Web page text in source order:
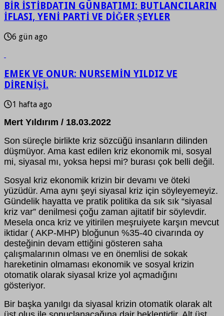
BİR İSTİBDATIN GÜNBATIMI: BUTLANCILARIN
İFLASI, YENİ PARTİ VE DİĞER ŞEYLER
6 gün ago
EMEK VE ONUR: NURSEMİN YILDIZ VE
DİRENİŞİ.
1 hafta ago
Mert Yıldırım / 18.03.2022
Son süreçle birlikte kriz sözcüğü insanların dilinden
düşmüyor. Ama kast edilen kriz ekonomik mi, sosyal
mi, siyasal mı, yoksa hepsi mi? burası çok belli değil.
Sosyal kriz ekonomik krizin bir devamı ve öteki
yüzüdür. Ama aynı şeyi siyasal kriz için söyleyemeyiz.
Gündelik hayatta ve pratik politika da sık sık “siyasal
kriz var” denilmesi çoğu zaman ajitatif bir söylevdir.
Mesela onca kriz ve yitirilen meşruiyete karşın mevcut
iktidar ( AKP-MHP) bloğunun %35-40 civarında oy
desteğinin devam ettiğini gösteren saha
çalışmalarının olması ve en önemlisi de sokak
hareketinin olmaması ekonomik ve sosyal krizin
otomatik olarak siyasal krize yol açmadığını
gösteriyor.
Bir başka yanılgı da siyasal krizin otomatik olarak alt